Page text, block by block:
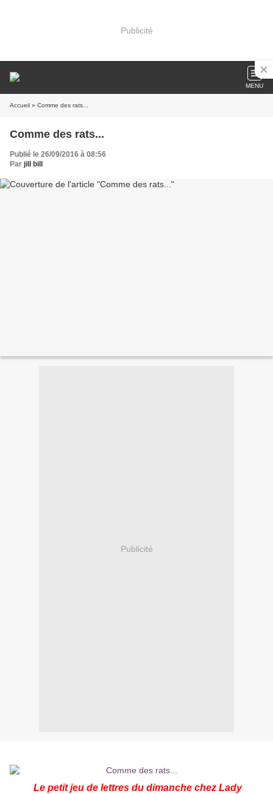
Publicité
MENU
Accueil » Comme des rats...
Comme des rats...
Publié le 26/09/2016 à 08:56
Par jill bill
Publicité
Le petit jeu de lettres du dimanche chez Lady